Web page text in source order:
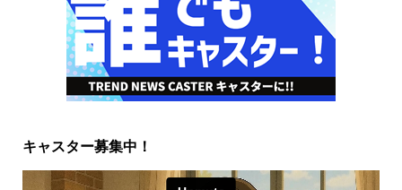
キャスター募集中！